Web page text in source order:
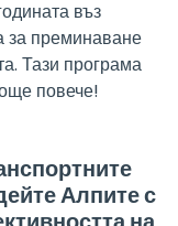
въз
за преминаване
Тази програма
повече!
Алпите с